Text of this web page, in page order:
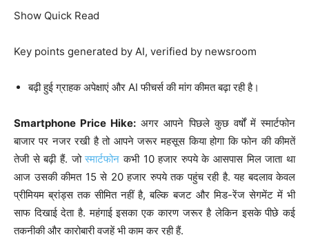
Show Quick Read
Key points generated by AI, verified by newsroom
बढ़ी हुई ग्राहक अपेक्षाएं और AI फीचर्स की मांग कीमत बढ़ा रही है।
Smartphone Price Hike: अगर आपने पिछले कुछ वर्षों में स्मार्टफोन
बाजार पर नजर रखी है तो आपने जरूर महसूस किया होगा कि फोन की कीमतें
तेजी से बढ़ी हैं. जोस्मार्टफोन कभी 10 हजार रुपये के आसपास मिल जाता था
आज उसकी कीमत 15 से 20 हजार रुपये तक पहुंच रही है. यह बदलाव केवल
प्रीमियम ब्रांड्स तक सीमित नहीं है, बल्कि बजट और मिड-रेंज सेगमेंट में भी
साफ दिखाई देता है. महंगाई इसका एक कारण जरूर है लेकिन इसके पीछे कई
तकनीकी और कारोबारी वजहें भी काम कर रही हैं.